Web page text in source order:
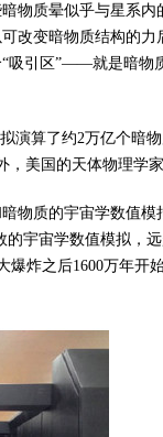
物质晕似乎与星系
改变暗物质结构的
吸引区”——就是暗物
演算了约2万亿个暗
美国的天体物理学
物质的宇宙学数值
宇宙学数值模拟，
炸之后1600万年开